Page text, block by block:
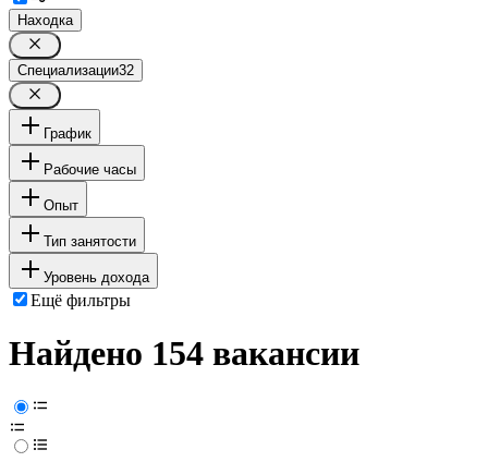
Находка
Специализации32
График
Рабочие часы
Опыт
Тип занятости
Уровень дохода
Ещё фильтры
Найдено 154 вакансии